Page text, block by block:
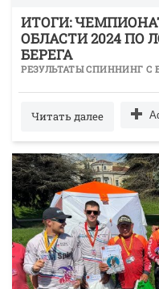
ИТОГИ:
ОБЛАСТИ 2024 ПО
БЕРЕГА
РЕЗУЛЬТАТЫ СПИННИНГ С
Читать далее